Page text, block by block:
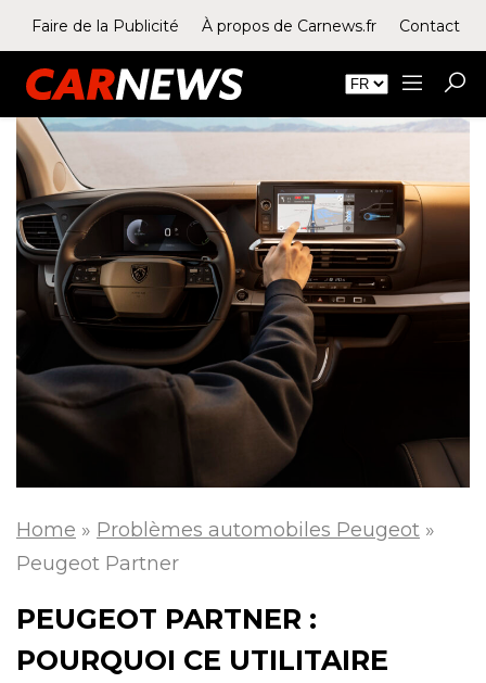
Faire de la Publicité À propos de Carnews.fr Contact
Home » Problèmes automobiles Peugeot »
Peugeot Partner
PEUGEOT PARTNER :
POURQUOI CE UTILITAIRE